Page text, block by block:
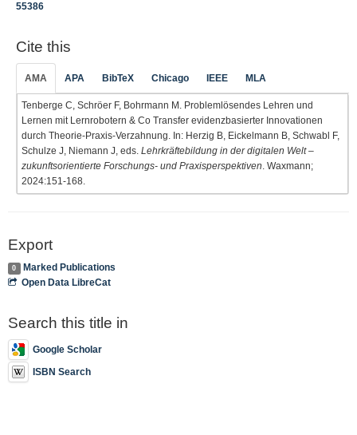
55386
Cite this
AMA APA BibTeX Chicago IEEE MLA
Tenberge C, Schröer F, Bohrmann M. Problemlösendes Lehren und
Lernen mit Lernrobotern & Co Transfer evidenzbasierter Innovationen
durch Theorie-Praxis-Verzahnung. In: Herzig B, Eickelmann B, Schwabl F,
Schulze J, Niemann J, eds. Lehrkräftebildung in der digitalen Welt –
zukunftsorientierte Forschungs- und Praxisperspektiven . Waxmann;
2024:151-168.
Export
0
Marked Publications
Open Data LibreCat
Search this title in
Google Scholar
ISBN Search